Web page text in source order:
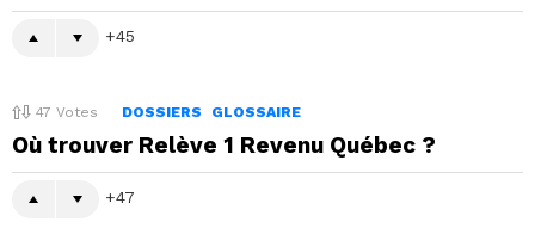
45
47 Votes DOSSIERS GLOSSAIRE
Où trouver Relève 1 Revenu Québec ?
47